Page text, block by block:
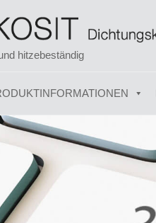
hitzebeständig